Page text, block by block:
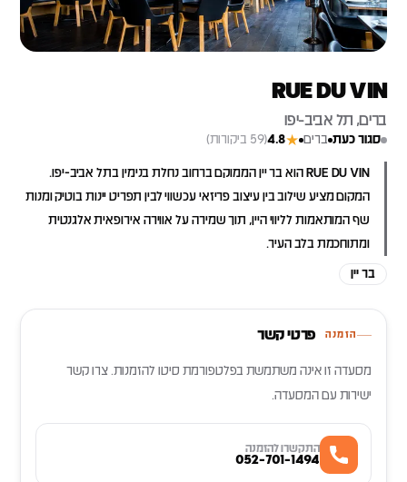
RUE DU VIN
ברים, תל אביב-יפו
סגור כעת ברים ★
4.8(59 ביקורות)
RUE DU VIN הוא בר יין הממוקם ברחוב נחלת בנימין בתל אביב-יפו.
המקום מציע שילוב בין עיצוב פריזאי עכשווי לבין תפריט יינות בוטיק ומנות
שף המותאמות לליווי היין, תוך שמירה על אווירה אירופאית אלגנטית
ומתוחכמת בלב העיר.
בר יין
הזמנה פרטי קשר
מסעדה זו אינה משתמשת בפלטפורמת סיטו להזמנות. צרו קשר
ישירות עם המסעדה.
התקשרו להזמנה
052-701-1494